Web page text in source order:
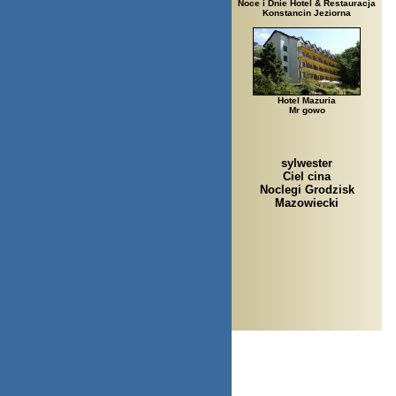
Noce i Dnie Hotel & Restauracja
Konstancin Jeziorna
Hotel Mazuria
Mr gowo
sylwester
Ciel cina
Noclegi Grodzisk
Mazowiecki